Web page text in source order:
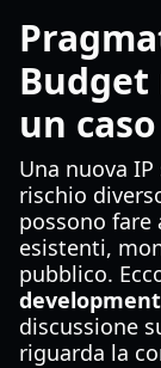
Budget
un
Una nuova
rischio
possono
esistenti,
pubblico.
discussione
riguarda la